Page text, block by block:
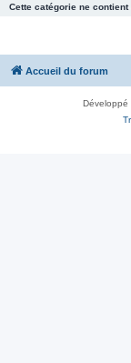
Cette catégorie ne contient
Accueil du forum
Développé